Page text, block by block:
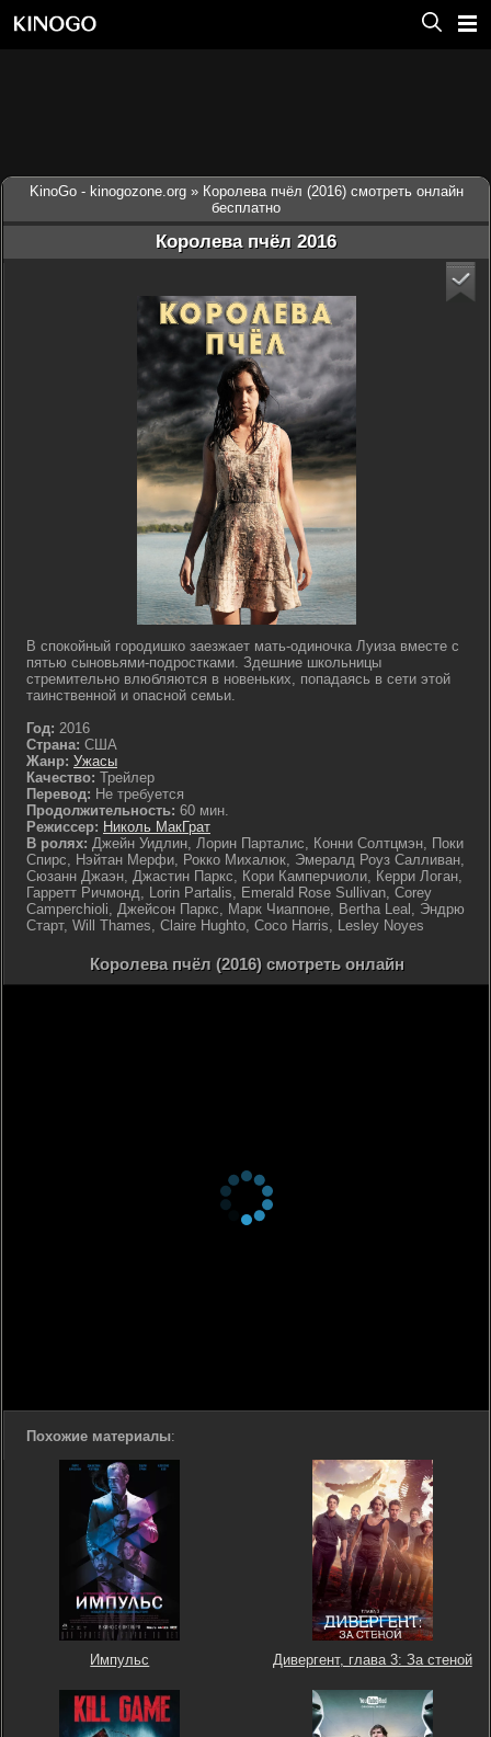
KinoGo - kinogozone.org » Королева пчёл (2016) смотреть онлайн
бесплатно
Королева пчёл 2016
В спокойный городишко заезжает мать-одиночка Луиза вместе с
пятью сыновьями-подростками. Здешние школьницы
стремительно влюбляются в новеньких, попадаясь в сети этой
таинственной и опасной семьи.
Год: 2016
Страна: США
Жанр: Ужасы
Качество: Трейлер
Перевод: Не требуется
Продолжительность: 60 мин.
Режиссер: Николь МакГрат
В ролях: Джейн Уидлин, Лорин Парталис, Конни Солтцмэн, Поки
Спирс, Нэйтан Мерфи, Рокко Михалюк, Эмералд Роуз Салливан,
Сюзанн Джаэн, Джастин Паркс, Кори Камперчиоли, Керри Логан,
Гарретт Ричмонд, Lorin Partalis, Emerald Rose Sullivan, Corey
Camperchioli, Джейсон Паркс, Марк Чиаппоне, Bertha Leal, Эндрю
Старт, Will Thames, Claire Hughto, Coco Harris, Lesley Noyes
Королева пчёл (2016) смотреть онлайн
Похожие материалы:
Импульс Дивергент, глава 3: За стеной